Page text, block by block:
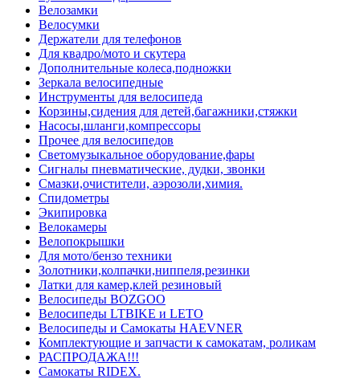
Велозамки
Велосумки
Держатели для телефонов
Для квадро/мото и скутера
Дополнительные колеса,подножки
Зеркала велосипедные
Инструменты для велосипеда
Корзины,сидения для детей,багажники,стяжки
Насосы,шланги,компрессоры
Прочее для велосипедов
Светомузыкальное оборудование,фары
Сигналы пневматические, дудки, звонки
Смазки,очистители, аэрозоли,химия.
Спидометры
Экипировка
Велокамеры
Велопокрышки
Для мото/бензо техники
Золотники,колпачки,ниппеля,резинки
Латки для камер,клей резиновый
Велосипеды BOZGOO
Велосипеды LTBIKE и LETO
Велосипеды и Самокаты HAEVNER
Комплектующие и запчасти к самокатам, роликам
РАСПРОДАЖА!!!
Самокаты RIDEX.